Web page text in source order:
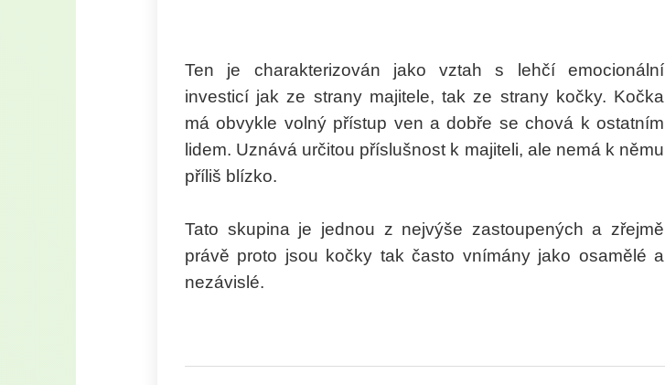
Ten je charakterizován jako vztah s lehčí emocionální
investicí jak ze strany majitele, tak ze strany kočky. Kočka
má obvykle volný přístup ven a dobře se chová k ostatním
lidem. Uznává určitou příslušnost k majiteli, ale nemá k němu
příliš blízko.
Tato skupina je jednou z nejvýše zastoupených a zřejmě
právě proto jsou kočky tak často vnímány jako osamělé a
nezávislé.